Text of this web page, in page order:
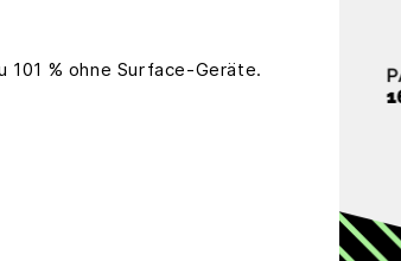
101 % ohne Surface-Geräte.